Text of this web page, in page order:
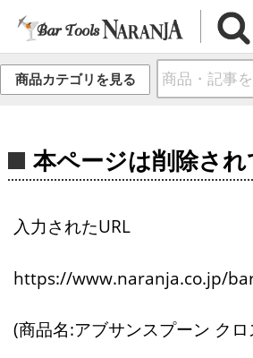
商品カテゴリを見る
本ページは削除され
入力されたURL
https://www.naranja.co.jp/
(商品名:アブサンスプーン クロ